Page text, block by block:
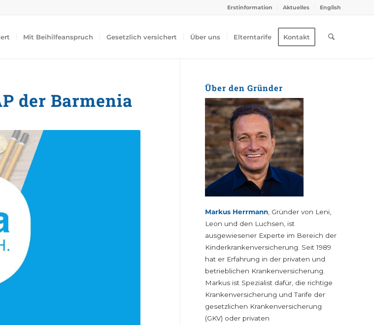
Erstinformation Aktuelles English
Mit Beihilfeanspruch Gesetzlich versichert Über uns Elterntarife Kontakt
der Barmenia
Über den Gründer
Markus Herrmann , Gründer von Leni,
Leon und den Luchsen, ist
ausgewiesener Experte im Bereich der
Kinderkrankenversicherung. Seit 1989
hat er Erfahrung in der privaten und
betrieblichen Krankenversicherung.
Markus ist Spezialist dafür, die richtige
Krankenversicherung und Tarife der
gesetzlichen Krankenversicherung
(GKV) oder privaten